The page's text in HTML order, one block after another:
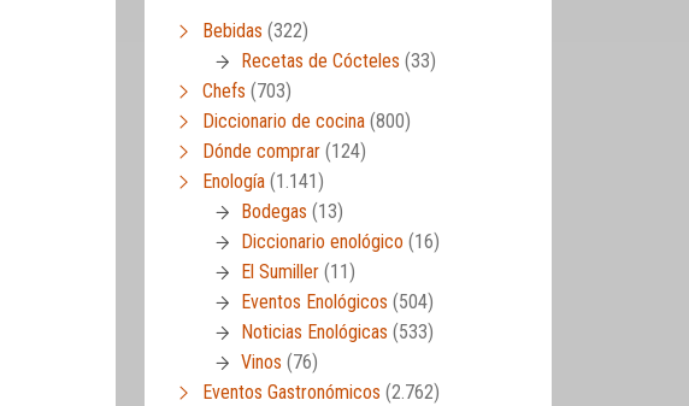
Bebidas (322)
Recetas de Cócteles (33)
Chefs (703)
Diccionario de cocina (800)
Dónde comprar (124)
Enología (1.141)
Bodegas (13)
Diccionario enológico (16)
El Sumiller (11)
Eventos Enológicos (504)
Noticias Enológicas (533)
Vinos (76)
Eventos Gastronómicos (2.762)